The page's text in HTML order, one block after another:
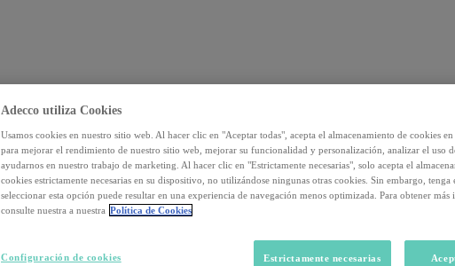
Adecco utiliza Cookies
Usamos cookies en nuestro sitio web. Al hacer clic en "Aceptar todas", acepta el almacenamiento de cookies
para mejorar el rendimiento de nuestro sitio web, mejorar su funcionalidad y personalización, analizar el uso
ayudarnos en nuestro trabajo de marketing. Al hacer clic en "Estrictamente necesarias", solo acepta el
cookies estrictamente necesarias en su dispositivo, no utilizándose ningunas otras cookies. Sin embargo, tenga
seleccionar esta opción puede resultar en una experiencia de navegación menos optimizada. Para obtener más
consulte nuestra a nuestra Política de Cookies
Estrictamente necesarias
Configuración de cookies